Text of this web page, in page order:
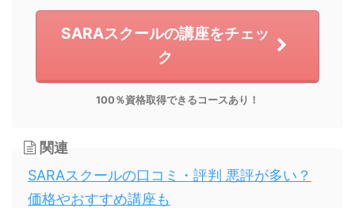
SARAスクールの講座をチェッ
ク
100％資格取得できるコースあり！
関連
SARAスクールの口コミ・評判 悪評が多い？
価格やおすすめ講座も